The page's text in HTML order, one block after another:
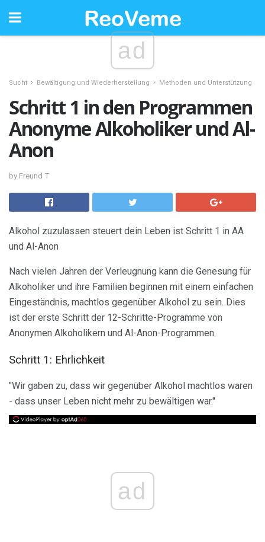
ad
Sucht Bewältigung und Wiederherstellung Methoden und Unterstützung
Schritt 1 in den Programmen
Anonyme Alkoholiker und Al-
Anon
by Freund T
Alkohol zuzulassen steuert dein Leben ist Schritt 1 in AA
und Al-Anon
Nach vielen Jahren der Verleugnung kann die Genesung für
Alkoholiker und ihre Familien beginnen mit einem einfachen
Eingeständnis, machtlos gegenüber Alkohol zu sein. Dies
ist der erste Schritt der 12-Schritte-Programme von
Anonymen Alkoholikern und Al-Anon-Programmen.
Schritt 1: Ehrlichkeit
"Wir gaben zu, dass wir gegenüber Alkohol machtlos waren
- dass unser Leben nicht mehr zu bewältigen war."
ad